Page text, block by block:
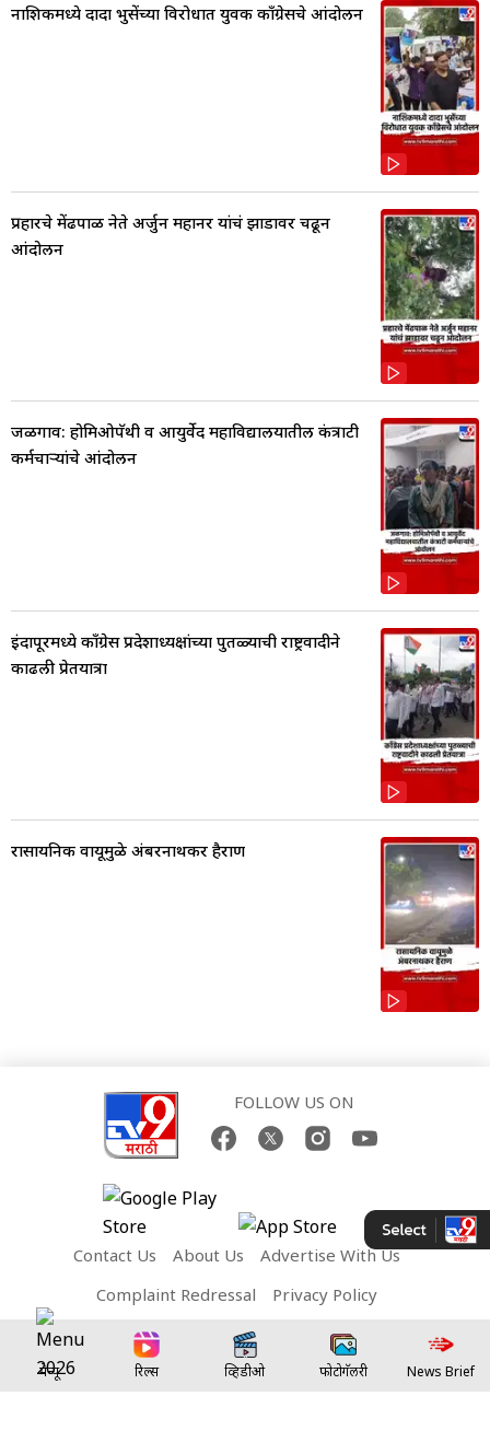
नाशिकमध्ये दादा भुसेंच्या विरोधात युवक काँग्रेसचे आंदोलन
प्रहारचे मेंढपाळ नेते अर्जुन महानर यांचं झाडावर चढून
आंदोलन
जळगाव: होमिओपॅथी व आयुर्वेद महाविद्यालयातील कंत्राटी
कर्मचाऱ्यांचे आंदोलन
इंदापूरमध्ये काँग्रेस प्रदेशाध्यक्षांच्या पुतळ्याची राष्ट्रवादीने
काढली प्रेतयात्रा
रासायनिक वायूमुळे अंबरनाथकर हैराण
FOLLOW US ON
Contact Us About Us
Advertise With Us
Complaint Redressal
Privacy Policy
Terms and Conditions
Network Sites:
मेन्यू रिल्स व्हिडीओ फोटोगॅलरी News Brief